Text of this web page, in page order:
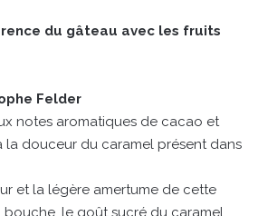
du gâteau avec les fruits
Felder
notes aromatiques de cacao et
la douceur du caramel présent dans
et la légère amertume de cette
le goût sucré du caramel.